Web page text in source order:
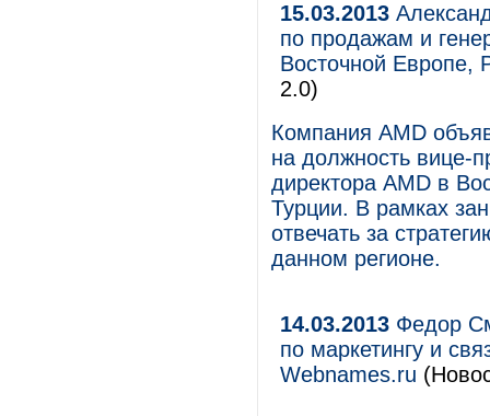
15.03.2013
по продажам и
Восточной Европе,
2.0)
Компания AMD
на должность вице-
директора AMD в
Турции. В рамках
отвечать за
данном регионе.
14.03.2013 Федор
по маркетингу и
Webnames.ru